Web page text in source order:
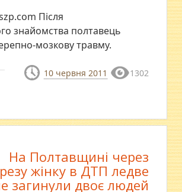
Після
знайомства полтавець
мозкову травму.
10 червня 2011 1302
На Полтавщині через
жінку в ДТП ледве
загинули двоє людей